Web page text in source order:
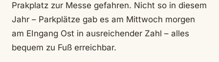
Prakplatz zur Messe gefahren. Nicht so in diesem
Jahr – Parkplätze gab es am Mittwoch morgen
am EIngang Ost in ausreichender Zahl – alles
bequem zu Fuß erreichbar.